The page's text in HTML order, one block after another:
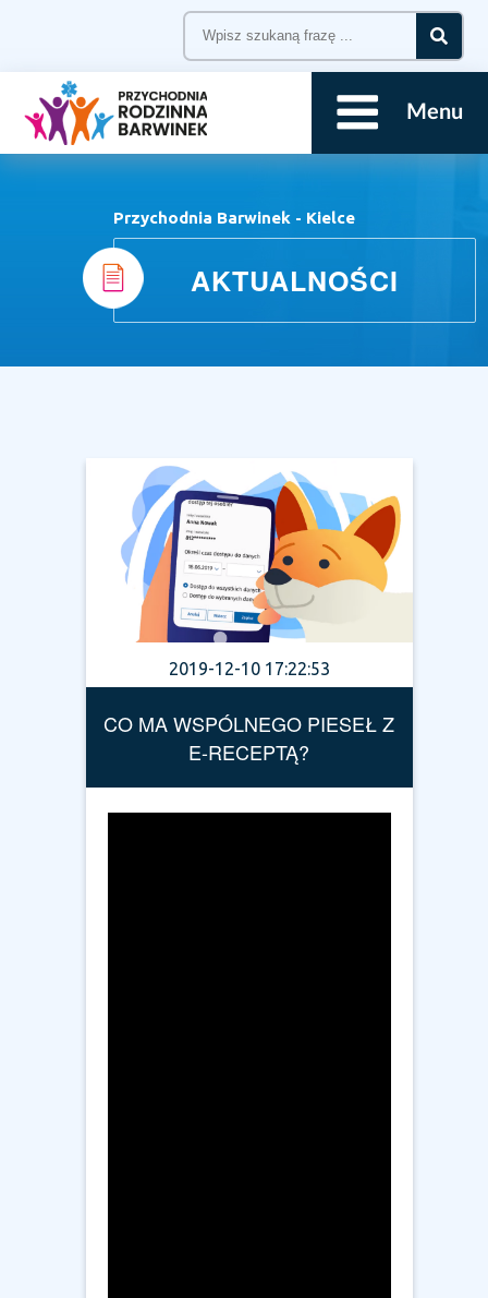
Menu
Przychodnia Barwinek - Kielce
AKTUALNOŚCI
2019-12-10 17:22:53
CO MA WSPÓLNEGO PIESEŁ Z
E-RECEPTĄ?